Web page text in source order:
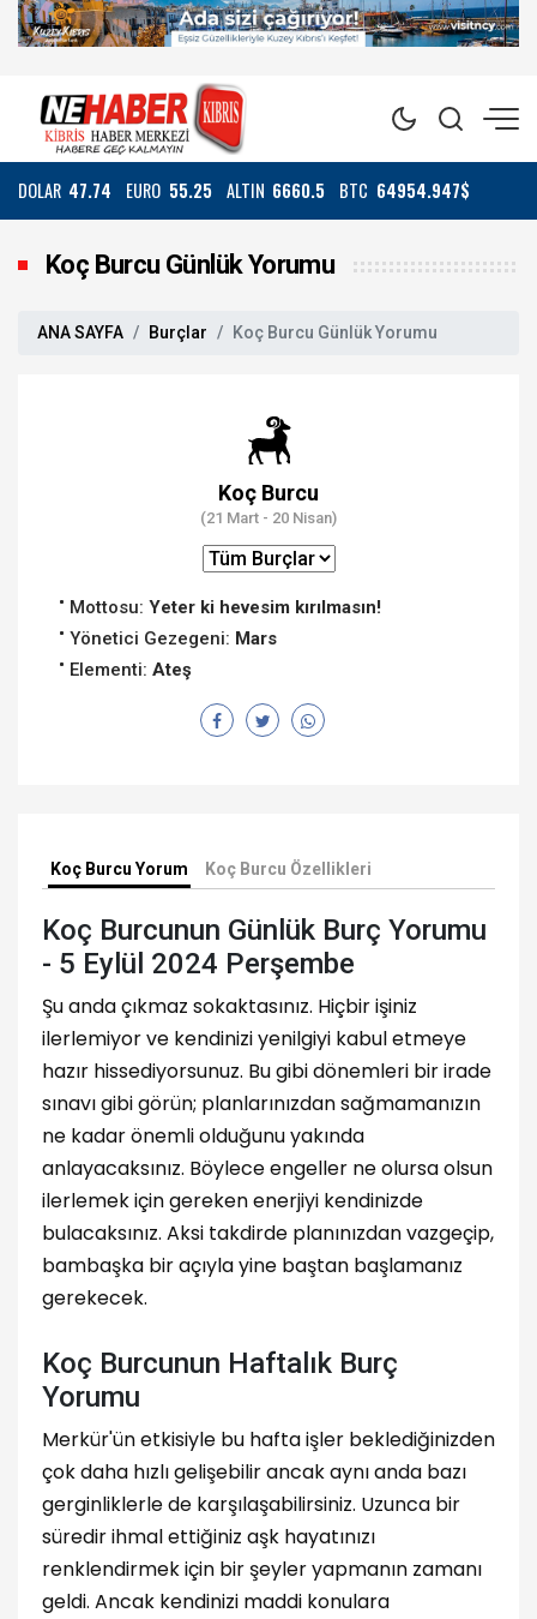
DOLAR 47.74 EURO 55.25 ALTIN 6660.5 BTC 64954.947$
Koç Burcu Günlük Yorumu
ANA SAYFA Burçlar Koç Burcu Günlük Yorumu
Koç Burcu
(21 Mart - 20 Nisan)
Mottosu: Yeter ki hevesim kırılmasın!
Yönetici Gezegeni: Mars
Elementi: Ateş
Koç Burcu Yorum Koç Burcu Özellikleri
Koç Burcunun Günlük Burç Yorumu
- 5 Eylül 2024 Perşembe
Şu anda çıkmaz sokaktasınız. Hiçbir işiniz
ilerlemiyor ve kendinizi yenilgiyi kabul etmeye
hazır hissediyorsunuz. Bu gibi dönemleri bir irade
sınavı gibi görün; planlarınızdan sağmamanızın
ne kadar önemli olduğunu yakında
anlayacaksınız. Böylece engeller ne olursa olsun
ilerlemek için gereken enerjiyi kendinizde
bulacaksınız. Aksi takdirde planınızdan vazgeçip,
bambaşka bir açıyla yine baştan başlamanız
gerekecek.
Koç Burcunun Haftalık Burç
Yorumu
Merkür'ün etkisiyle bu hafta işler beklediğinizden
çok daha hızlı gelişebilir ancak aynı anda bazı
gerginliklerle de karşılaşabilirsiniz. Uzunca bir
süredir ihmal ettiğiniz aşk hayatınızı
renklendirmek için bir şeyler yapmanın zamanı
geldi. Ancak kendinizi maddi konulara